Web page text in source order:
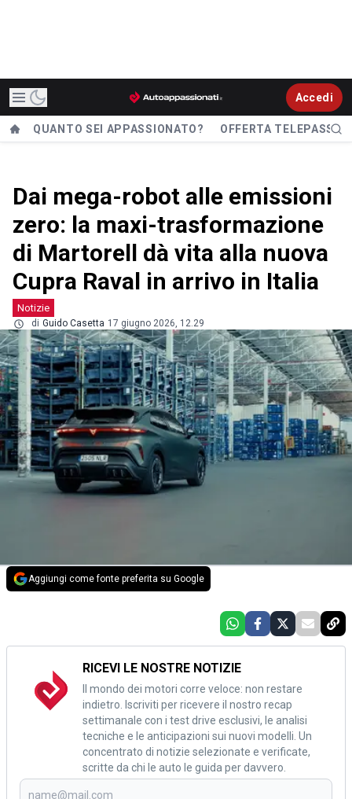
Accedi
QUANTO SEI APPASSIONATO? OFFERTA TELEPASS
Dai mega-robot alle emissioni
zero: la maxi-trasformazione
di Martorell dà vita alla nuova
Cupra Raval in arrivo in Italia
Notizie
di Guido Casetta 17 giugno 2026, 12.29
Aggiungi come fonte preferita su Google
RICEVI LE NOSTRE NOTIZIE
Il mondo dei motori corre veloce: non restare
indietro. Iscriviti per ricevere il nostro recap
settimanale con i test drive esclusivi, le analisi
tecniche e le anticipazioni sui nuovi modelli. Un
concentrato di notizie selezionate e verificate,
scritte da chi le auto le guida per davvero.